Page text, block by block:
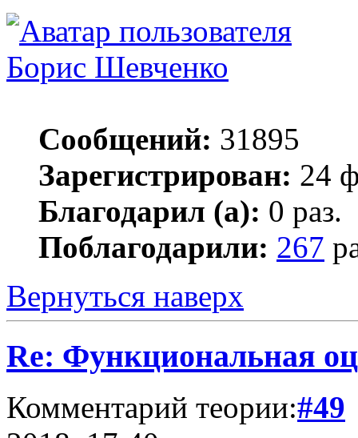
Борис Шевченко
Сообщений: 31895
Зарегистрирован: 24
Благодарил (а): 0 раз.
Поблагодарили: 267
Вернуться наверх
Re: Функциональная
Комментарий теории:#49